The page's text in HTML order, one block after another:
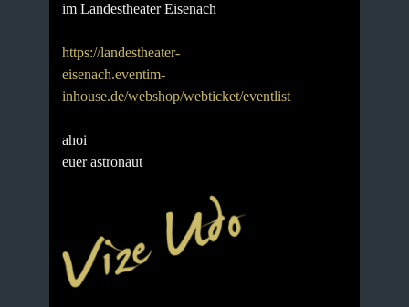
im Landestheater Eisenach
https://landestheater-
eisenach.eventim-
inhouse.de/webshop/webticket/eventlist
ahoi
euer astronaut